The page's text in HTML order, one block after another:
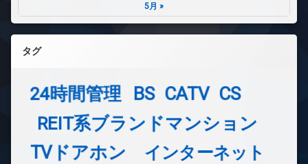
5月 »
タグ
24時間管理 BS CATV CS
REIT系ブランドマンション
TVドアホン
インターネット